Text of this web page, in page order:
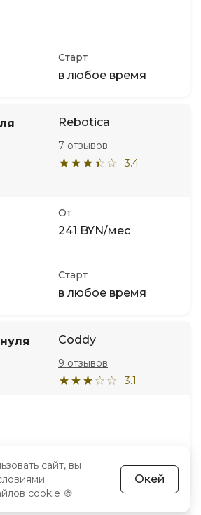
Старт
в любое время
Rebotica
3.4
7 отзывов
От
241 BYN/мес
Старт
в любое время
Coddy
3.1
9 отзывов
в любое время
сайт, вы
cookie 🍪
Окей